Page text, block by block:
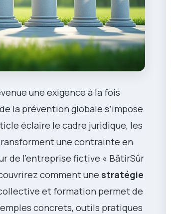
une exigence à la fois
la prévention globale s’impose
éclaire le cadre juridique, les
une contrainte en
de l’entreprise fictive « BâtirSûr
comment une stratégie
et formation permet de
concrets, outils pratiques